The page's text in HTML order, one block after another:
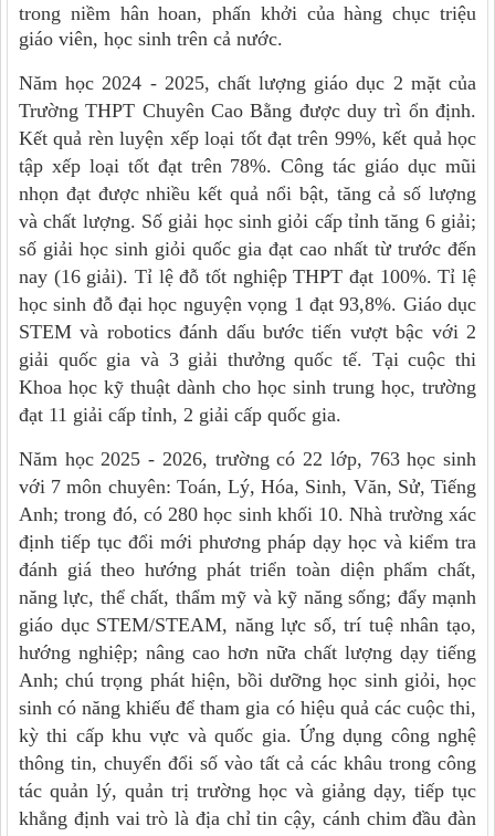
trong niềm hân hoan, phấn khởi của hàng chục triệu
giáo viên, học sinh trên cả nước.
Năm học 2024 - 2025, chất lượng giáo dục 2 mặt của
Trường THPT Chuyên Cao Bằng được duy trì ổn định.
Kết quả rèn luyện xếp loại tốt đạt trên 99%, kết quả học
tập xếp loại tốt đạt trên 78%. Công tác giáo dục mũi
nhọn đạt được nhiều kết quả nổi bật, tăng cả số lượng
và chất lượng. Số giải học sinh giỏi cấp tỉnh tăng 6 giải;
số giải học sinh giỏi quốc gia đạt cao nhất từ trước đến
nay (16 giải). Tỉ lệ đỗ tốt nghiệp THPT đạt 100%. Tỉ lệ
học sinh đỗ đại học nguyện vọng 1 đạt 93,8%. Giáo dục
STEM và robotics đánh dấu bước tiến vượt bậc với 2
giải quốc gia và 3 giải thưởng quốc tế. Tại cuộc thi
Khoa học kỹ thuật dành cho học sinh trung học, trường
đạt 11 giải cấp tỉnh, 2 giải cấp quốc gia.
Năm học 2025 - 2026, trường có 22 lớp, 763 học sinh
với 7 môn chuyên: Toán, Lý, Hóa, Sinh, Văn, Sử, Tiếng
Anh; trong đó, có 280 học sinh khối 10. Nhà trường xác
định tiếp tục đổi mới phương pháp dạy học và kiểm tra
đánh giá theo hướng phát triển toàn diện phẩm chất,
năng lực, thể chất, thẩm mỹ và kỹ năng sống; đẩy mạnh
giáo dục STEM/STEAM, năng lực số, trí tuệ nhân tạo,
hướng nghiệp; nâng cao hơn nữa chất lượng dạy tiếng
Anh; chú trọng phát hiện, bồi dưỡng học sinh giỏi, học
sinh có năng khiếu để tham gia có hiệu quả các cuộc thi,
kỳ thi cấp khu vực và quốc gia. Ứng dụng công nghệ
thông tin, chuyển đổi số vào tất cả các khâu trong công
tác quản lý, quản trị trường học và giảng dạy, tiếp tục
khẳng định vai trò là địa chỉ tin cậy, cánh chim đầu đàn